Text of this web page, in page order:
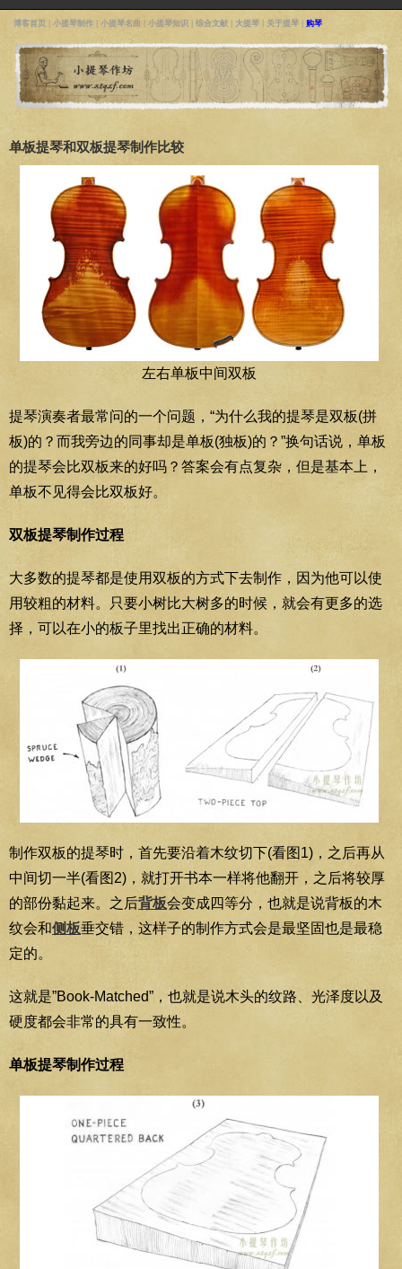
博客首页 小提琴制作 小提琴名曲 小提琴知识 综合文献 大提琴 关于提琴 购琴
单板提琴和双板提琴制作比较
左右单板中间双板
提琴演奏者最常问的一个问题，“为什么我的提琴是双板(拼
板)的？而我旁边的同事却是单板(独板)的？”换句话说，单板
的提琴会比双板来的好吗？答案会有点复杂，但是基本上，
单板不见得会比双板好。
双板提琴制作过程
大多数的提琴都是使用双板的方式下去制作，因为他可以使
用较粗的材料。只要小树比大树多的时候，就会有更多的选
择，可以在小的板子里找出正确的材料。
制作双板的提琴时，首先要沿着木纹切下(看图1)，之后再从
中间切一半(看图2)，就打开书本一样将他翻开，之后将较厚
的部份黏起来。之后背板会变成四等分，也就是说背板的木
纹会和侧板垂交错，这样子的制作方式会是最坚固也是最稳
定的。
这就是”Book-Matched”，也就是说木头的纹路、光泽度以及
硬度都会非常的具有一致性。
单板提琴制作过程